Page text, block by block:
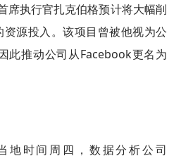
执行官扎克伯格预计将大幅削
资源投入。该项目曾被他视为公
此推动公司从Facebook更名为
地时间周四，数据分析公司